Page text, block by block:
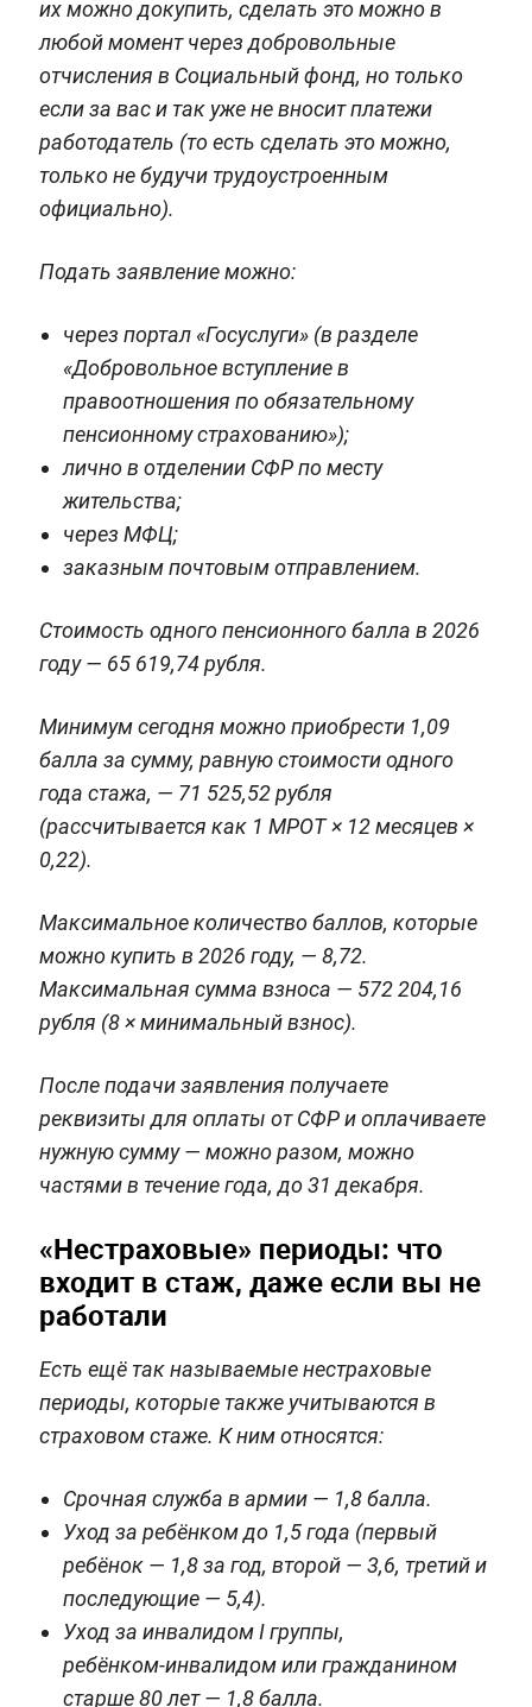
их можно докупить, сделать это можно в
любой момент через добровольные
отчисления в Социальный фонд, но только
если за вас и так уже не вносит платежи
работодатель (то есть сделать это можно,
только не будучи трудоустроенным
официально).
Подать заявление можно:
через портал «Госуслуги» (в разделе
«Добровольное вступление в
правоотношения по обязательному
пенсионному страхованию»);
лично в отделении СФР по месту
жительства;
через МФЦ;
заказным почтовым отправлением.
Стоимость одного пенсионного балла в 2026
году — 65 619,74 рубля.
Минимум сегодня можно приобрести 1,09
балла за сумму, равную стоимости одного
года стажа, — 71 525,52 рубля
(рассчитывается как 1 МРОТ × 12 месяцев ×
0,22).
Максимальное количество баллов, которые
можно купить в 2026 году, — 8,72.
Максимальная сумма взноса — 572 204,16
рубля (8 × минимальный взнос).
После подачи заявления получаете
реквизиты для оплаты от СФР и оплачиваете
нужную сумму — можно разом, можно
частями в течение года, до 31 декабря.
«Нестраховые» периоды: что
входит в стаж, даже если вы не
работали
Есть ещё так называемые нестраховые
периоды, которые также учитываются в
страховом стаже. К ним относятся:
Срочная служба в армии — 1,8 балла.
Уход за ребёнком до 1,5 года (первый
ребёнок — 1,8 за год, второй — 3,6, третий и
последующие — 5,4).
Уход за инвалидом I группы,
ребёнком‑инвалидом или гражданином
старше 80 лет — 1,8 балла.